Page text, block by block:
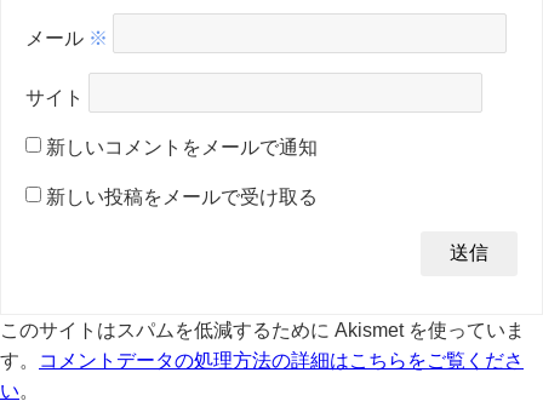
メール ※
サイト
新しいコメントをメールで通知
新しい投稿をメールで受け取る
このサイトはスパムを低減するために Akismet を使っていま
す。
コメントデータの処理方法の詳細はこちらをご覧くださ
い